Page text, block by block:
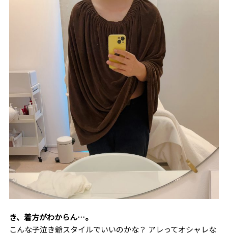
き、着方がわからん…。
こんな子泣き爺スタイルでいいのかな？ アレってオシャレな